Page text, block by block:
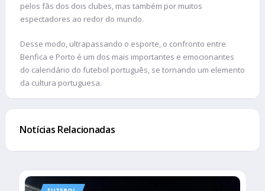
pelos fãs dos dois clubes, mas também por muitos
espectadores ao redor do mundo.
Desse modo, ultrapassando o esporte, o confronto entre
Benfica e Porto é um dos mais importantes e emocionantes
do calendário do futebol português, se tornando um elemento
da cultura portuguesa.
Notícias Relacionadas